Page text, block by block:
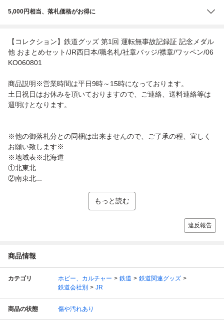
5,000円相当、落札価格がお得に
【コレクション】鉄道グッズ 第1回 運転無事故記録証 記念メダル
他 おまとめセット/JR西日本/職名札/社章バッジ/襟章/ワッペン/06
KO060801
商品説明※営業時間は平日9時～15時になっております。
土日祝日はお休みを頂いておりますので、ご連絡、送料連絡等は
週明けとなります。
※他の御落札分との同梱は出来ませんので、ご了承の程、宜しく
お願い致します※
※地域表※北海道
①北東北
②南東北...
もっと読む
違反報告
商品情報
カテゴリ ホビー、カルチャー 鉄道
鉄道関連グッズ
鉄道会社別
JR
商品の状態 傷や汚れあり